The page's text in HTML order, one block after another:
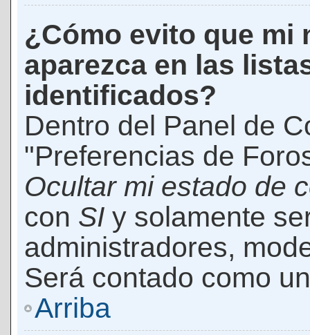
¿Cómo evito que mi
aparezca en las
identificados?
Dentro del Panel de
"Preferencias de
Ocultar mi estado de
con SI y solamente
administradores,
Será contado como
Arriba